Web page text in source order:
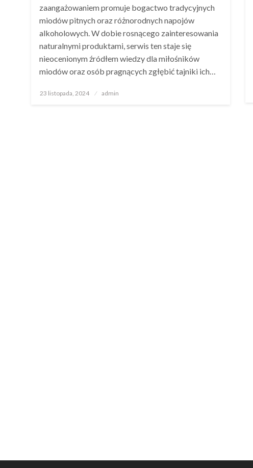
zaangażowaniem promuje bogactwo tradycyjnych
miodów pitnych oraz różnorodnych napojów
alkoholowych. W dobie rosnącego zainteresowania
naturalnymi produktami, serwis ten staje się
nieocenionym źródłem wiedzy dla miłośników
miodów oraz osób pragnących zgłębić tajniki ich…
Opublikowane
23 listopada, 2024 admin